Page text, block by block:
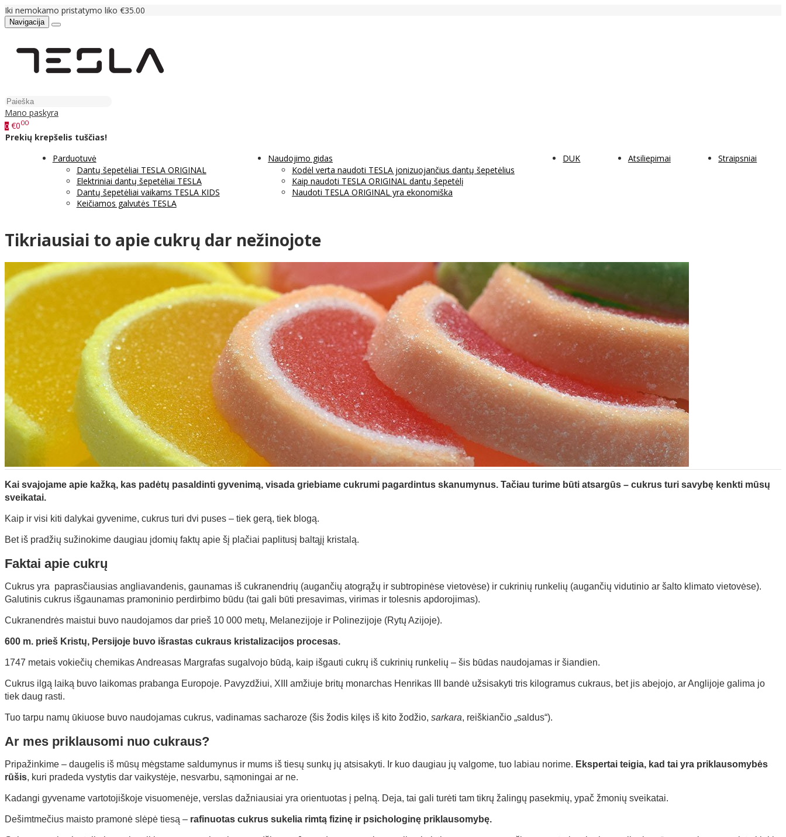
Iki nemokamo pristatymo liko €35.00
Navigacija
Mano paskyra
0 €000
Prekių krepšelis tuščias!
Parduotuvė
Dantų šepetėliai TESLA ORIGINAL
Elektriniai dantų šepetėliai TESLA
Dantų šepetėliai vaikams TESLA KIDS
Keičiamos galvutės TESLA
Naudojimo gidas
Kodėl verta naudoti TESLA jonizuojančius dantų šepetėlius
Kaip naudoti TESLA ORIGINAL dantų šepetėlį
Naudoti TESLA ORIGINAL yra ekonomiška
DUK Atsiliepimai Straipsniai
Tikriausiai to apie cukrų dar nežinojote
Kai svajojame apie kažką, kas padėtų pasaldinti gyvenimą, visada griebiame cukrumi pagardintus skanumynus. Tačiau turime būti atsargūs – cukrus turi savybę kenkti mūsų
sveikatai.
Kaip ir visi kiti dalykai gyvenime, cukrus turi dvi puses – tiek gerą, tiek blogą.
Bet iš pradžių sužinokime daugiau įdomių faktų apie šį plačiai paplitusį baltąjį kristalą.
Faktai apie cukrų
Cukrus yra paprasčiausias angliavandenis, gaunamas iš cukranendrių (augančių atogrąžų ir subtropinėse vietovėse) ir cukrinių runkelių (augančių vidutinio ar šalto klimato vietovėse).
Galutinis cukrus išgaunamas pramoninio perdirbimo būdu (tai gali būti presavimas, virimas ir tolesnis apdorojimas).
Cukranendrės maistui buvo naudojamos dar prieš 10 000 metų, Melanezijoje ir Polinezijoje (Rytų Azijoje).
600 m. prieš Kristų, Persijoje buvo išrastas cukraus kristalizacijos procesas.
1747 metais vokiečių chemikas Andreasas Margrafas sugalvojo būdą, kaip išgauti cukrų iš cukrinių runkelių – šis būdas naudojamas ir šiandien.
Cukrus ilgą laiką buvo laikomas prabanga Europoje. Pavyzdžiui, XIII amžiuje britų monarchas Henrikas III bandė užsisakyti tris kilogramus cukraus, bet jis abejojo, ar Anglijoje galima jo
tiek daug rasti.
Tuo tarpu namų ūkiuose buvo naudojamas cukrus, vadinamas sacharoze (šis žodis kilęs iš kito žodžio, sarkara, reiškiančio „saldus“).
Ar mes priklausomi nuo cukraus?
Pripažinkime – daugelis iš mūsų mėgstame saldumynus ir mums iš tiesų sunkų jų atsisakyti. Ir kuo daugiau jų valgome, tuo labiau norime. Ekspertai teigia, kad tai yra priklausomybės
rūšis, kuri pradeda vystytis dar vaikystėje, nesvarbu, sąmoningai ar ne.
Kadangi gyvename vartotojiškoje visuomenėje, verslas dažniausiai yra orientuotas į pelną. Deja, tai gali turėti tam tikrų žalingų pasekmių, ypač žmonių sveikatai.
Dešimtmečius maisto pramonė slėpė tiesą – rafinuotas cukrus sukelia rimtą fizinę ir psichologinę priklausomybę.